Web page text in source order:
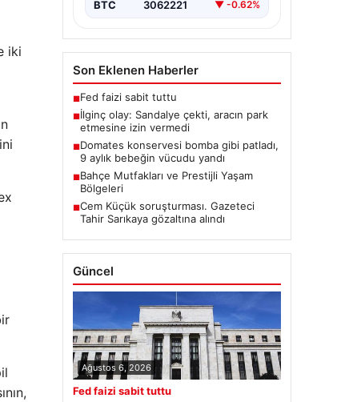
iki
BTC 3062221 ▼ -0.62%
Son Eklenen Haberler
■Fed faizi sabit tuttu
■İlginç olay: Sandalye çekti, aracın park
etmesine izin vermedi
■Domates konservesi bomba gibi patladı,
9 aylık bebeğin vücudu yandı
■Bahçe Mutfakları ve Prestijli Yaşam
Bölgeleri
■Cem Küçük soruşturması. Gazeteci
Tahir Sarıkaya gözaltına alındı
Güncel
Ağustos 6, 2026
Fed faizi sabit tuttu